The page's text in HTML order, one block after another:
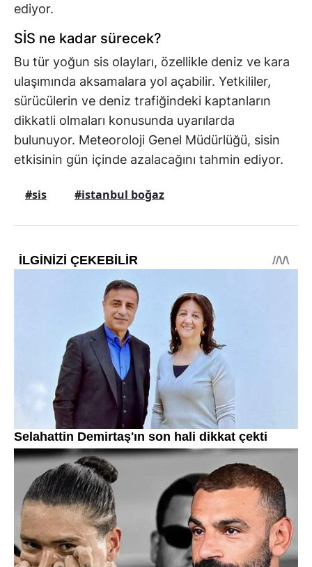
ediyor.
SİS ne kadar sürecek?
Bu tür yoğun sis olayları, özellikle deniz ve kara
ulaşımında aksamalara yol açabilir. Yetkililer,
sürücülerin ve deniz trafiğindeki kaptanların
dikkatli olmaları konusunda uyarılarda
bulunuyor. Meteoroloji Genel Müdürlüğü, sisin
etkisinin gün içinde azalacağını tahmin ediyor.
#sis #istanbul boğaz